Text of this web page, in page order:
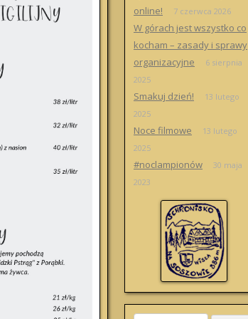
online!
7 czerwca 2026
W górach jest wszystko co
kocham – zasady i sprawy
organizacyjne
6 sierpnia
2025
Smakuj dzień!
13 lutego
2025
Noce filmowe
13 lutego
2025
#noclampionów
30 maja
2023